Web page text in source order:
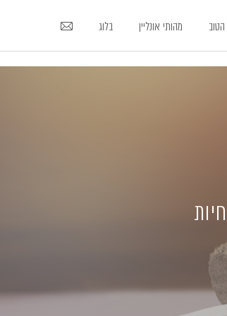
מהותי אונליין בלוג